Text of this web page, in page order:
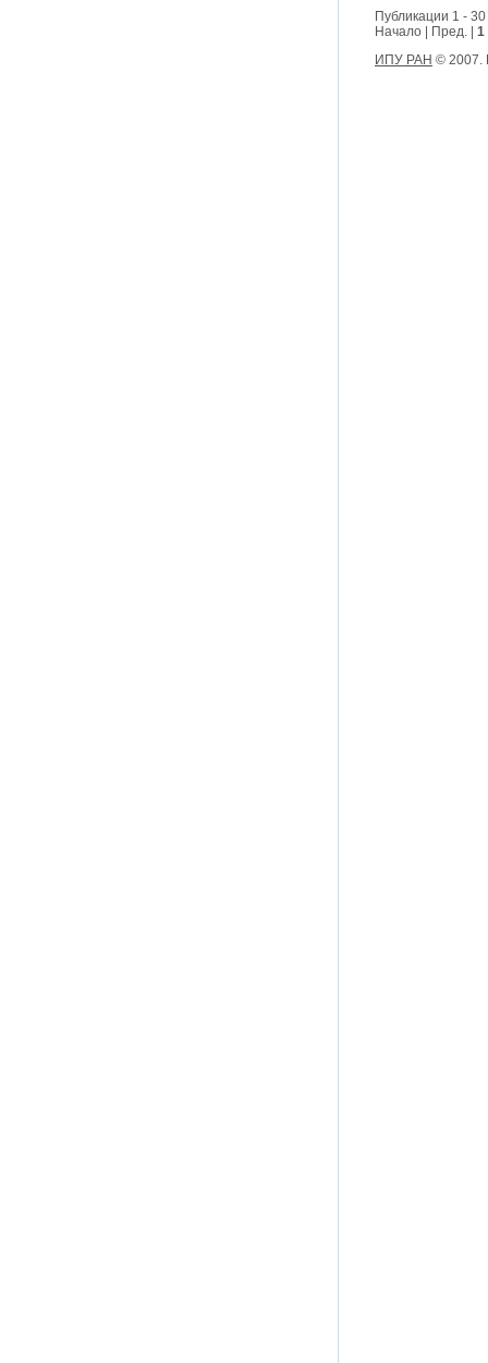
Публикации 1 -
Начало | Пред. | 1
ИПУ РАН © 2007.